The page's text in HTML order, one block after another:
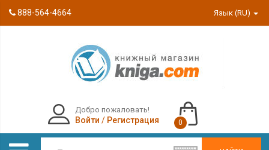
888-564-4664 Язык (RU)
Добро пожаловать!
Войти / Регистрация 0